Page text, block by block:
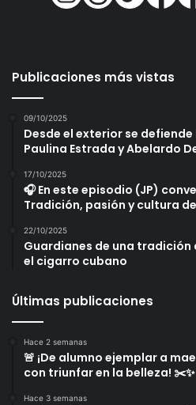
Publicaciones más vistas
09/10/2025
Desde el exterior se
Paulina Estrada y Abelardo
17/10/2025
🎧 En este episodio (JP)
Tradición, pasión y cultura
22/10/2025
Guardianes de una tradición
el cigarro cubano
Últimas publicaciones
Hace 2 semanas
🚨 ¡De alumno ejemplar a
con triunfar en la belleza! ✂️✨
Hace 3 semanas